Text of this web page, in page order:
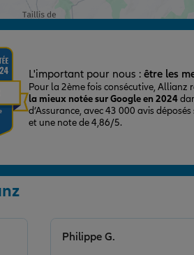
L'important pour nous : être les
Pour la 2ème fois consécutive, Allianz
la mieux notée sur Google en 2024
d’Assurance, avec 43 000 avis
et une note de 4,86/5.
Philippe G.